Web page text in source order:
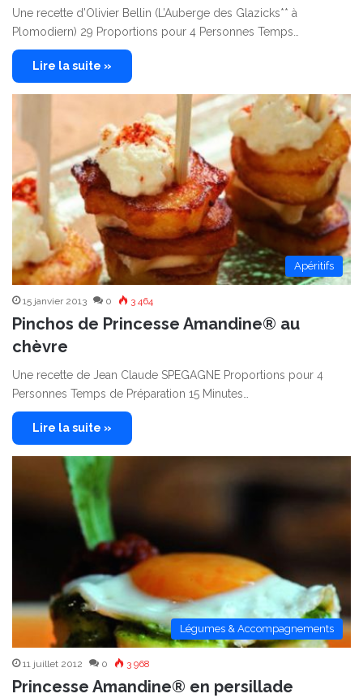
Une recette d’Olivier Bellin (L’Auberge des Glazicks** à
Plomodiern) 29 Proportions pour 4 Personnes Temps…
Lire la suite »
Apéritifs
15 janvier 2013 0 3 464
Pinchos de Princesse Amandine® au
chèvre
Une recette de Jean Claude SPEGAGNE Proportions pour 4
Personnes Temps de Préparation 15 Minutes…
Lire la suite »
Légumes & Accompagnements
11 juillet 2012 0 3 968
Princesse Amandine® en persillade